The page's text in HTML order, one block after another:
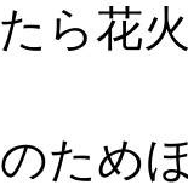
ら花
ため